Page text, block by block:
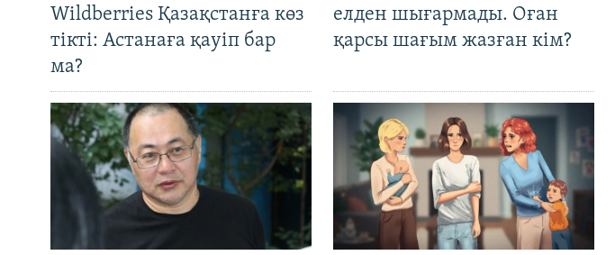
Wildberries Қазақстанға көз
тікті: Астанаға қауіп бар
ма?
елден шығармады. Оған
қарсы шағым жазған кім?